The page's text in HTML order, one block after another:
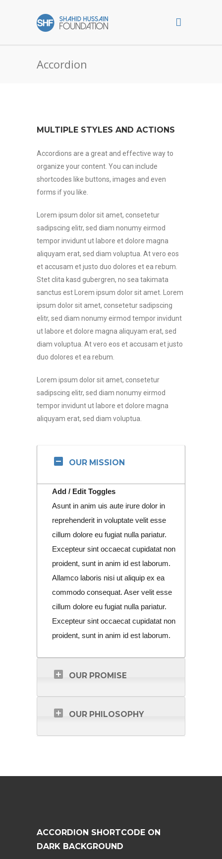
Accordion
MULTIPLE STYLES AND ACTIONS
Accordions are a great and effective way to
organize your content. You can include
shortcodes like buttons, images and even
forms if you like.
Lorem ipsum dolor sit amet, consetetur
sadipscing elitr, sed diam nonumy eirmod
tempor invidunt ut labore et dolore magna
aliquyam erat, sed diam voluptua. At vero eos
et accusam et justo duo dolores et ea rebum.
Stet clita kasd gubergren, no sea takimata
sanctus est Lorem ipsum dolor sit amet. Lorem
ipsum dolor sit amet, consetetur sadipscing
elitr, sed diam nonumy eirmod tempor invidunt
ut labore et dolore magna aliquyam erat, sed
diam voluptua. At vero eos et accusam et justo
duo dolores et ea rebum.
Lorem ipsum dolor sit amet, consetetur
sadipscing elitr, sed diam nonumy eirmod
tempor invidunt ut labore et dolore magna
aliquyam erat, sed diam voluptua.
OUR MISSION
Add / Edit Toggles
Asunt in anim uis aute irure dolor in
reprehenderit in voluptate velit esse
cillum dolore eu fugiat nulla pariatur.
Excepteur sint occaecat cupidatat non
proident, sunt in anim id est laborum.
Allamco laboris nisi ut aliquip ex ea
commodo consequat. Aser velit esse
cillum dolore eu fugiat nulla pariatur.
Excepteur sint occaecat cupidatat non
proident, sunt in anim id est laborum.
OUR PROMISE
OUR PHILOSOPHY
ACCORDION SHORTCODE ON
DARK BACKGROUND